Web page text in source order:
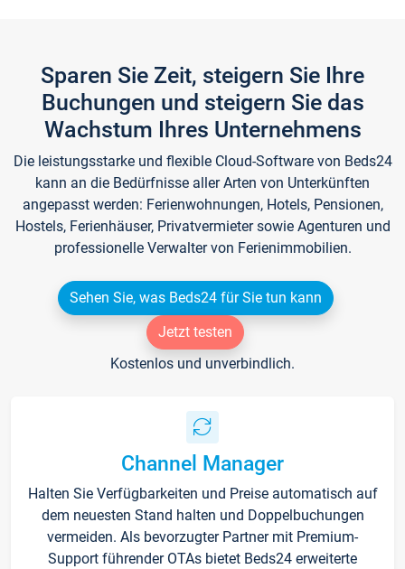
Sparen Sie Zeit, steigern Sie Ihre
Buchungen und steigern Sie das
Wachstum Ihres Unternehmens
Die leistungsstarke und flexible Cloud-Software von Beds24
kann an die Bedürfnisse aller Arten von Unterkünften
angepasst werden: Ferienwohnungen, Hotels, Pensionen,
Hostels, Ferienhäuser, Privatvermieter sowie Agenturen und
professionelle Verwalter von Ferienimmobilien.
Sehen Sie, was Beds24 für Sie tun kann
Jetzt testen
Kostenlos und unverbindlich.
Channel Manager
Halten Sie Verfügbarkeiten und Preise automatisch auf
dem neuesten Stand halten und Doppelbuchungen
vermeiden. Als bevorzugter Partner mit Premium-
Support führender OTAs bietet Beds24 erweiterte